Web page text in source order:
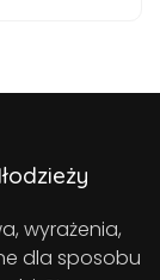
wyrażenia,
dla sposobu